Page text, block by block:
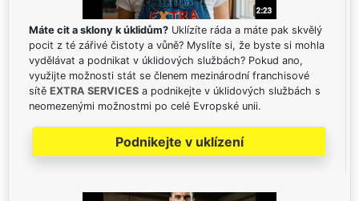
Máte cit a sklony k úklidům? Uklízíte ráda a máte pak skvělý
pocit z té zářivé čistoty a vůně? Myslíte si, že byste si mohla
vydělávat a podnikat v úklidových službách? Pokud ano,
využijte možnosti stát se členem mezinárodní franchisové
sítě EXTRA SERVICES a podnikejte v úklidových službách s
neomezenými možnostmi po celé Evropské unii.
Podnikejte v uklízení